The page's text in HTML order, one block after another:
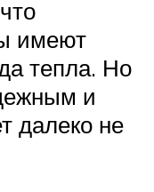
имеют
тепла. Но
и
далеко не